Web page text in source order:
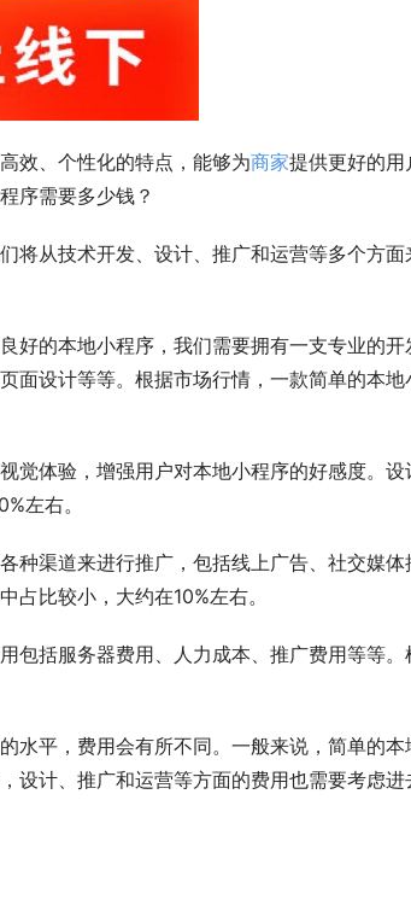
效、个性化的特点，能够为商家提供更好的用
序需要多少钱？
将从技术开发、设计、推广和运营等多个方
的本地小程序，我们需要拥有一支专业的
面设计等等。根据市场行情，一款简单的本
觉体验，增强用户对本地小程序的好感度。
左右。
渠道来进行推广，包括线上广告、社交媒体
比较小，大约在10%左右。
括服务器费用、人力成本、推广费用等等
水平，费用会有所不同。一般来说，简单的
计、推广和运营等方面的费用也需要考虑